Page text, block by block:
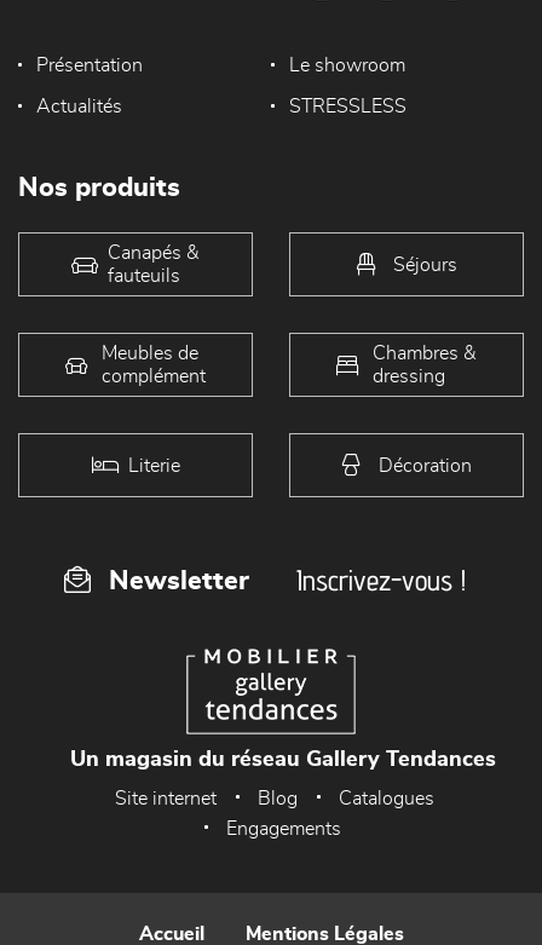
Présentation Le showroom
Actualités STRESSLESS
Nos produits
Canapés &
fauteuils
Séjours
Meubles de
complément
Chambres &
dressing
Literie Décoration
Newsletter Inscrivez-vous !
Un magasin du réseau Gallery Tendances
Site internet Blog
Catalogues
Engagements
Accueil Mentions Légales